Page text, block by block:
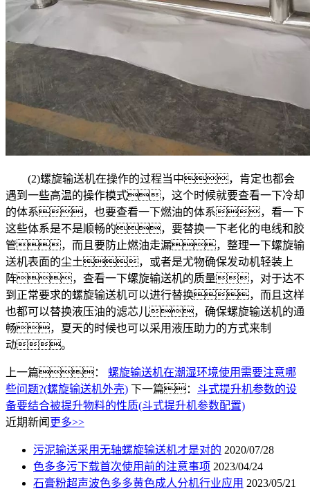
(2)螺旋输送机在操作的过程当中，肯定也都会
遇到一些高温的操作模式，这个时候就要查看一下冷却
的体系，也要查看一下燃油的体系，看一下
这些体系是不是顺畅的，要替换一下老化的电线和胶
管，而且要防止燃油走漏，整理一下螺旋输
送机表面的尘土，或者是尤物确保发动机轻装上
阵，查看一下螺旋输送机的质量，对于达不
到正常要求的螺旋输送机可以进行替换，而且这样
也都可以替换液压油的滤芯儿，确保螺旋输送机的通
畅，夏天的时候也可以采用液压助力的方式来制
动。
上一篇： 螺旋输送机在潮湿环境使用需要注意哪
些问题?(螺旋输送机外壳) 下一篇： 斗式提升机参数的设
备要结合被提升物料的性质(斗式提升机参数配置)
近期新闻 更多>>
污泥输送采用无轴螺旋输送机才是对的 2020/07/28
色多多污下载首次使用前的注意事项 2023/04/24
石膏粉超声波色多多黄色成人分机行业应用 2023/05/21